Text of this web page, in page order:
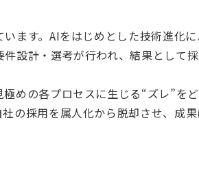
ます。AIをはじめとした技術進化
設計・選考が行われ、結果として
めの各プロセスに生じる“ズレ”を
の採用を属人化から脱却させ、成